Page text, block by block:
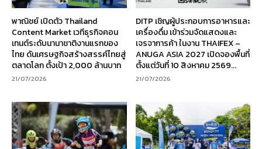
พาณิชย์ เปิดตัว Thailand
Content Market เวทีธุรกิจคอน
เทนต์ระดับนานาชาติงานแรกของ
ไทย ดันเศรษฐกิจสร้างสรรค์ไทยสู่
ตลาดโลก ตั้งเป้า 2,000 ล้านบาท
21/07/2026
DITP เชิญผู้ประกอบการอาหารและ
เครื่องดื่ม เข้าร่วมจัดแสดงและ
เจรจาการค้า ในงาน THAIFEX –
ANUGA ASIA 2027 เปิดจองพื้นที่
ตั้งแต่วันที่ 10 สิงหาคม 2569...
21/07/2026